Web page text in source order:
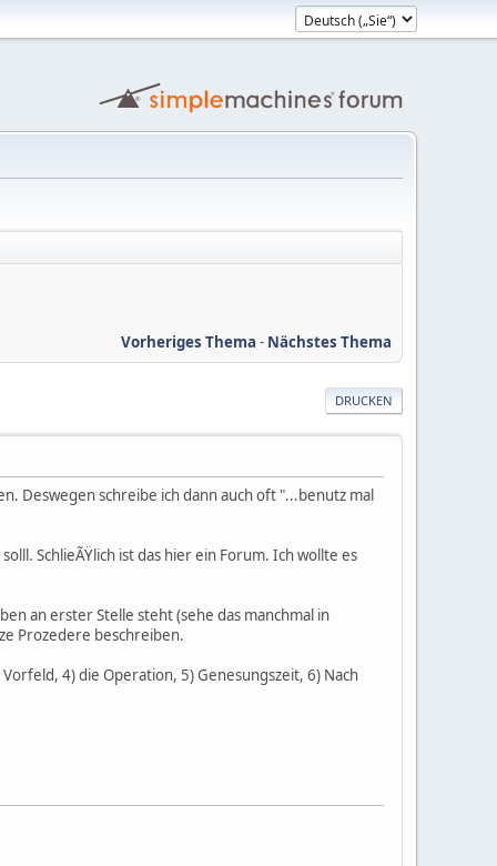
Vorheriges Thema - Nächstes Thema
DRUCKEN
Deswegen schreibe ich dann auch oft "...benutz mal
SchlieÃŸlich ist das hier ein Forum. Ich wollte es
an erster Stelle steht (sehe das manchmal in
Prozedere beschreiben.
4) die Operation, 5) Genesungszeit, 6) Nach